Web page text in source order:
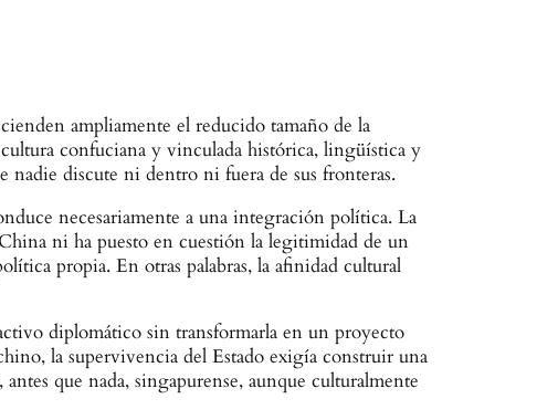
ampliamente el reducido tamaño de la
confuciana y vinculada histórica, lingüística y
discute ni dentro ni fuera de sus fronteras.
necesariamente a una integración política. La
ni ha puesto en cuestión la legitimidad de un
propia. En otras palabras, la afinidad cultural
diplomático sin transformarla en un proyecto
la supervivencia del Estado exigía construir una
que nada, singapurense, aunque culturalmente